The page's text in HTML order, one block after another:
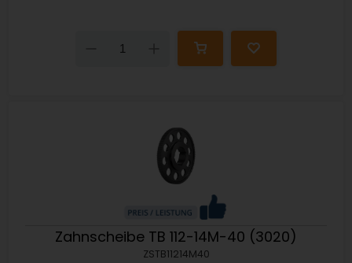
Down
Zahnscheibe TB 112-14M-40 (3020)
ZSTB11214M40